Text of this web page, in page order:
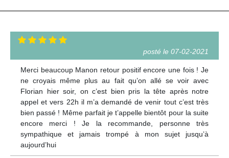
posté le 07-02-2021
Merci beaucoup Manon retour positif encore une fois ! Je
ne croyais même plus au fait qu’on allé se voir avec
Florian hier soir, on c’est bien pris la tête après notre
appel et vers 22h il m’a demandé de venir tout c’est très
bien passé ! Même parfait je t’appelle bientôt pour la suite
encore merci ! Je la recommande, personne très
sympathique et jamais trompé à mon sujet jusqu’à
aujourd’hui